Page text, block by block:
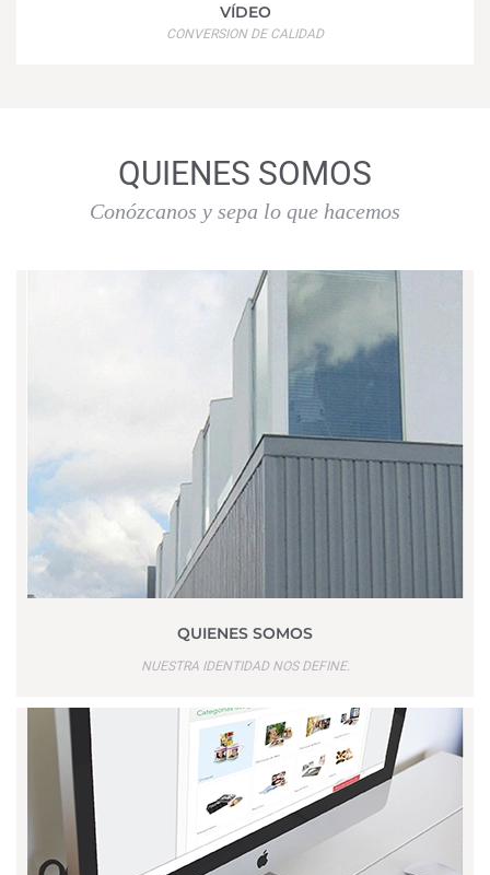
VÍDEO
CONVERSION DE CALIDAD
QUIENES SOMOS
Conózcanos y sepa lo que hacemos
QUIENES SOMOS
NUESTRA IDENTIDAD NOS DEFINE.